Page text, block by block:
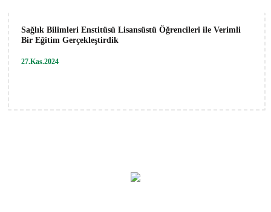
Sağlık Bilimleri Enstitüsü Lisansüstü Öğrencileri ile Verimli
Bir Eğitim Gerçekleştirdik
27.Kas.2024